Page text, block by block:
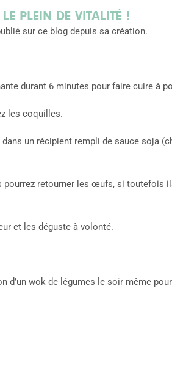
PLEIN DE VITALITÉ !
sur ce blog depuis sa création.
durant 6 minutes pour faire cuire à
les coquilles.
un récipient rempli de sauce soja
retourner les œufs, si toutefois
et les déguste à volonté.
wok de légumes le soir même